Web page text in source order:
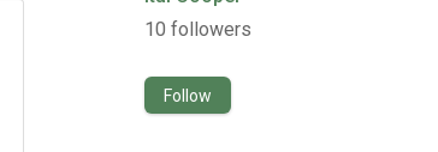
10 followers
Follow